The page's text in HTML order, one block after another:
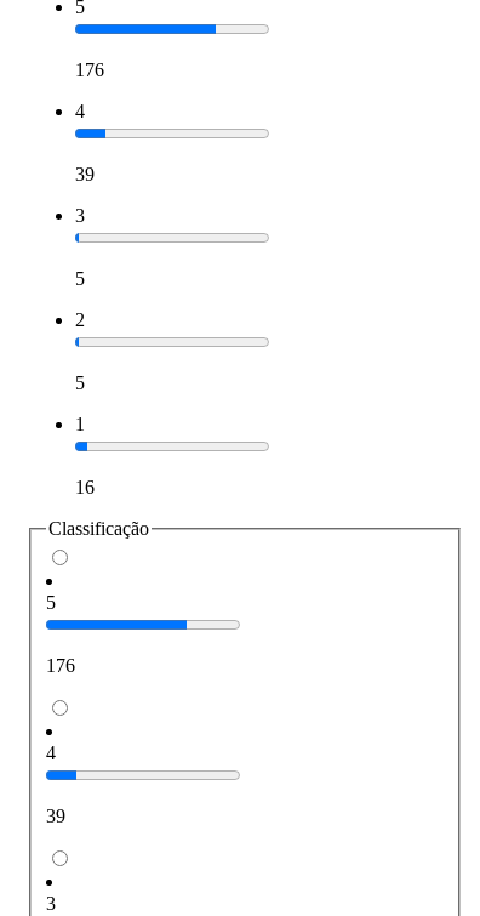
5
176
4
39
3
5
2
5
1
16
Classificação
5
176
4
39
3